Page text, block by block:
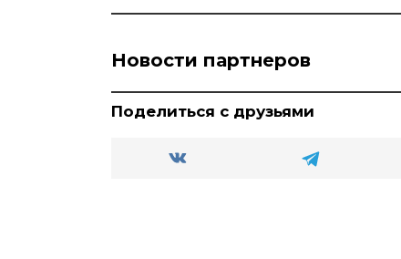
Новости партнеров
Поделиться с друзьями